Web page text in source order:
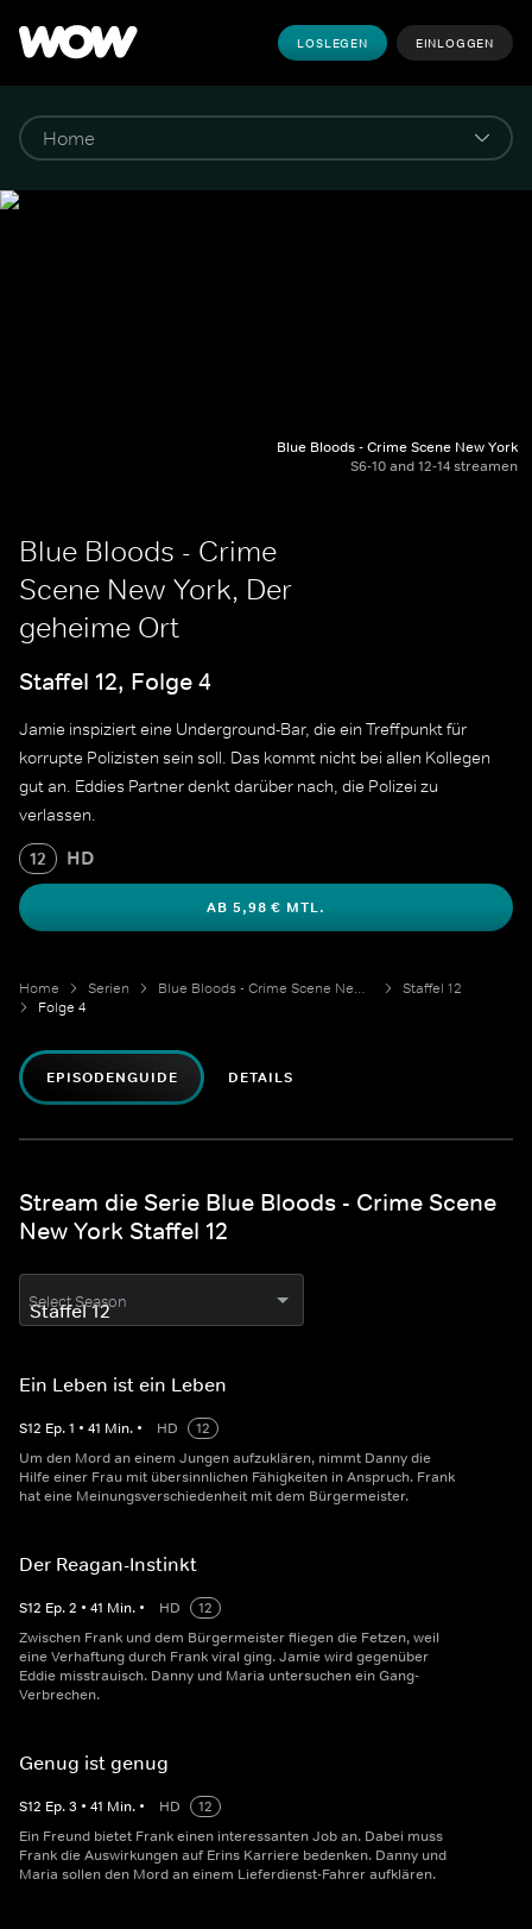
LOSLEGEN EINLOGGEN
Blue Bloods - Crime Scene New York
S6-10 and 12-14 streamen
Blue Bloods - Crime
Scene New York, Der
geheime Ort
Staffel 12, Folge 4
Jamie inspiziert eine Underground-Bar, die ein Treffpunkt für
korrupte Polizisten sein soll. Das kommt nicht bei allen Kollegen
gut an. Eddies Partner denkt darüber nach, die Polizei zu
verlassen.
12 HD
AB 5,98 € MTL.
Home Serien Blue Bloods - Crime Scene New York
Staffel 12
Folge 4
EPISODENGUIDE DETAILS
Stream die Serie Blue Bloods - Crime Scene
New York Staffel 12
Select Season
Ein Leben ist ein Leben
S12 Ep.1 • 41 Min. • HD
12
Um den Mord an einem Jungen aufzuklären, nimmt Danny die
Hilfe einer Frau mit übersinnlichen Fähigkeiten in Anspruch. Frank
hat eine Meinungsverschiedenheit mit dem Bürgermeister.
Der Reagan-Instinkt
S12 Ep.2 • 41 Min. • HD
12
Zwischen Frank und dem Bürgermeister fliegen die Fetzen, weil
eine Verhaftung durch Frank viral ging. Jamie wird gegenüber
Eddie misstrauisch. Danny und Maria untersuchen ein Gang-
Verbrechen.
Genug ist genug
S12 Ep.3 • 41 Min. • HD
12
Ein Freund bietet Frank einen interessanten Job an. Dabei muss
Frank die Auswirkungen auf Erins Karriere bedenken. Danny und
Maria sollen den Mord an einem Lieferdienst-Fahrer aufklären.